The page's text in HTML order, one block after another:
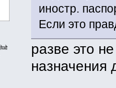
иностр.
Если это
разве это
назначения